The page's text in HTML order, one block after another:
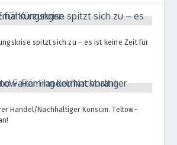
spitzt sich zu – es ist keine Zeit für
Handel/​Nachhaltiger Konsum. Teltow-